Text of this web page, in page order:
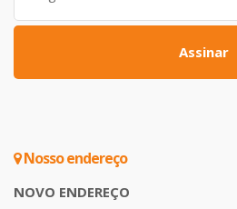
Assinar
Nosso endereço
NOVO ENDEREÇO